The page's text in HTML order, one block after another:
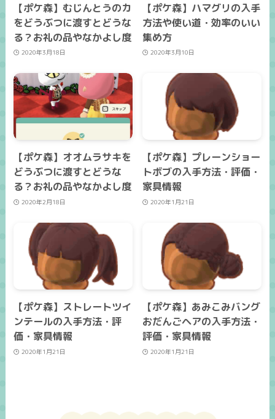
【ポケ森】むじんとうのカ
をどうぶつに渡すとどうな
る？お礼の品やなかよし度
2020年3月18日
【ポケ森】ハマグリの入手
方法や使い道・効率のいい
集め方
2020年3月10日
【ポケ森】オオムラサキを
どうぶつに渡すとどうな
る？お礼の品やなかよし度
2020年2月18日
【ポケ森】プレーンショー
トボブの入手方法・評価・
家具情報
2020年1月21日
【ポケ森】ストレートツイ
ンテールの入手方法・評
価・家具情報
2020年1月21日
【ポケ森】あみこみバング
おだんごヘアの入手方法・
評価・家具情報
2020年1月21日